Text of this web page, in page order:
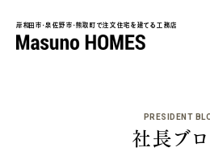
岸和田市・泉佐野市・熊取町で注文住宅を建てる工務店
岸和田市・泉佐野市・熊取町で注文住宅を建てる工務店
PRESIDENT
社長ブ